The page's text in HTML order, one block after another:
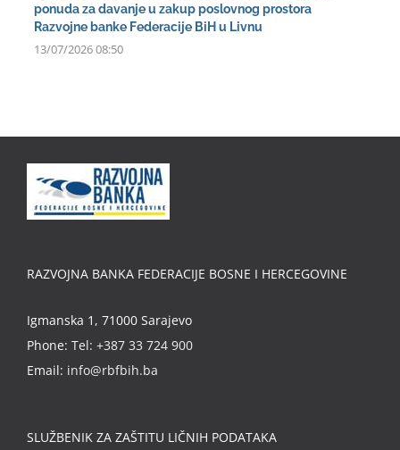
ponuda za davanje u zakup poslovnog prostora
Razvojne banke Federacije BiH u Livnu
13/07/2026 08:50
RAZVOJNA BANKA FEDERACIJE BOSNE I HERCEGOVINE
Igmanska 1, 71000 Sarajevo
Phone: Tel: +387 33 724 900
Email: info@rbfbih.ba
SLUŽBENIK ZA ZAŠTITU LIČNIH PODATAKA